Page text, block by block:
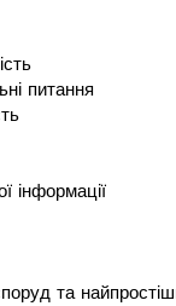
питання
інформації
та